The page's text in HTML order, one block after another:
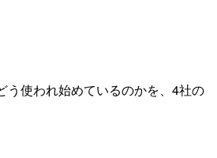
う使われ始めているのかを、4社の